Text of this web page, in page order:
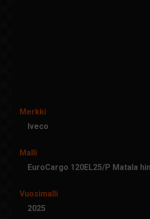
Merkki
Iveco
Malli
EuroCargo 120EL25/P Matala
Vuosimalli
2025